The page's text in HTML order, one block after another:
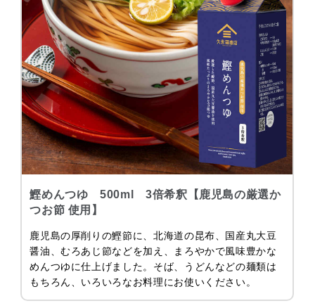
鰹めんつゆ 500ml 3倍希釈【鹿児島の厳選か
つお節 使用】
鹿児島の厚削りの鰹節に、北海道の昆布、国産丸大豆
醤油、むろあじ節などを加え、まろやかで風味豊かな
めんつゆに仕上げました。そば、うどんなどの麺類は
もちろん、いろいろなお料理にお使いください。